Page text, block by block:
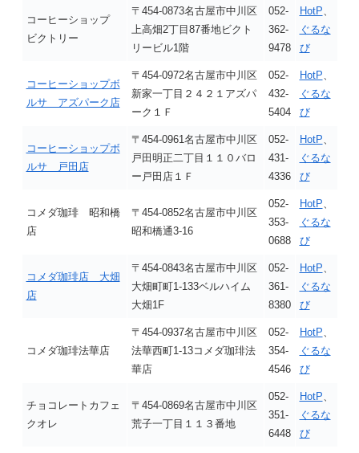
コーヒーショップ
ビクトリー
〒454-0873名古屋市中川区
上高畑2丁目87番地ビクト
リービル1階
052-
362-
9478
HotP
ぐるな
び
コーヒーショップボ
ルサ アズパーク店
〒454-0972名古屋市中川区
新家一丁目２４２１アズパ
ーク１Ｆ
052-
432-
5404
HotP
ぐるな
び
コーヒーショップボ
ルサ 戸田店
〒454-0961名古屋市中川区
戸田明正二丁目１１０バロ
ー戸田店１Ｆ
052-
431-
4336
HotP
ぐるな
び
コメダ珈琲 昭和橋
店
〒454-0852名古屋市中川区
昭和橋通3-16
052-
353-
0688
HotP
ぐるな
び
コメダ珈琲店 大畑
店
〒454-0843名古屋市中川区
大畑町町1-133ベルハイム
大畑1F
052-
361-
8380
HotP
ぐるな
び
コメダ珈琲法華店
〒454-0937名古屋市中川区
法華西町1-13コメダ珈琲法
華店
052-
354-
4546
HotP
ぐるな
び
チョコレートカフェ
クオレ
〒454-0869名古屋市中川区
荒子一丁目１１３番地
052-
351-
6448
HotP
ぐるな
び